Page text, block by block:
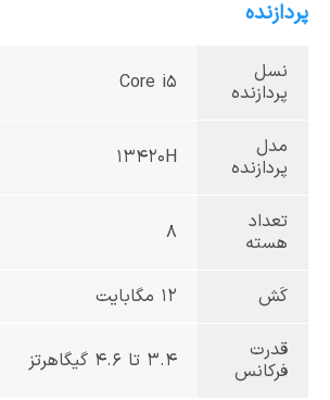
پردازنده
نسل
پردازنده
Core i5
مدل
پردازنده
13420H
تعداد
هسته
8
کَش 12 مگابایت
قدرت
فرکانس
3.4 تا 4.6 گیگاهرتز